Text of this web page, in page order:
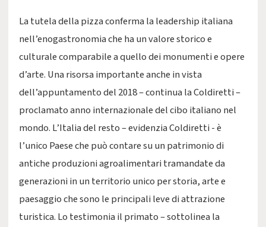
La tutela della pizza conferma la leadership italiana
nell’enogastronomia che ha un valore storico e
culturale comparabile a quello dei monumenti e opere
d’arte. Una risorsa importante anche in vista
dell’appuntamento del 2018 – continua la Coldiretti –
proclamato anno internazionale del cibo italiano nel
mondo. L’Italia del resto – evidenzia Coldiretti - è
l’unico Paese che può contare su un patrimonio di
antiche produzioni agroalimentari tramandate da
generazioni in un territorio unico per storia, arte e
paesaggio che sono le principali leve di attrazione
turistica. Lo testimonia il primato – sottolinea la